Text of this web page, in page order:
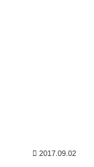
2017.09.02